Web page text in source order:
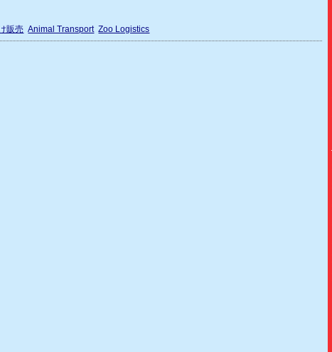
販売 Animal Transport Zoo Logistics